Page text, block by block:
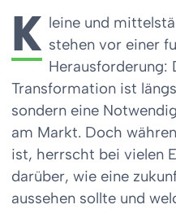
K leine und
stehen vor einer
Herausforderung:
Transformation ist
sondern eine
am Markt. Doch
ist, herrscht bei vielen
darüber, wie eine
aussehen sollte und